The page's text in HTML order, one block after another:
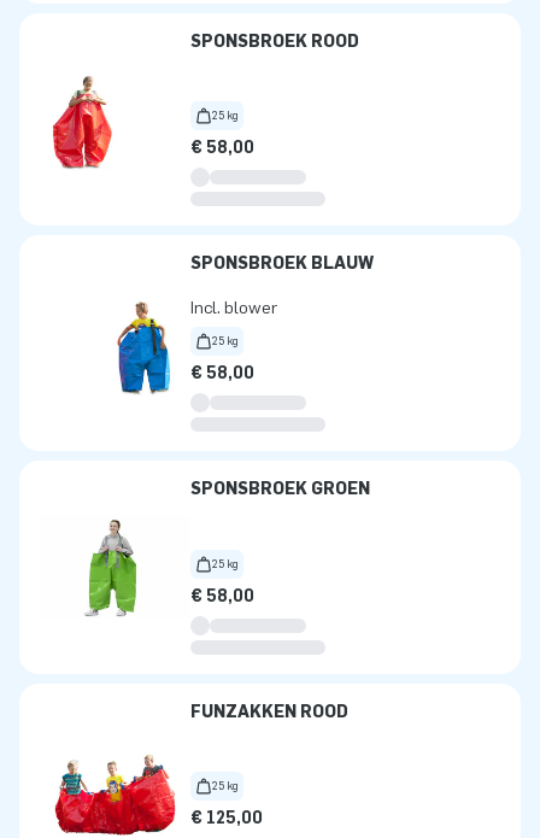
SPONSBROEK ROOD
25 kg
€ 58,00
SPONSBROEK BLAUW
Incl. blower
25 kg
€ 58,00
SPONSBROEK GROEN
25 kg
€ 58,00
FUNZAKKEN ROOD
25 kg
€ 125,00